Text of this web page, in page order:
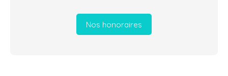
Nos honoraires